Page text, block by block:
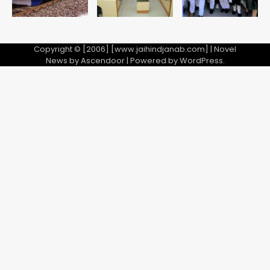
Copyright © [2006] [www.jaihindjanab.com] | Novel
News byAscendoor| Powered byWordPress.